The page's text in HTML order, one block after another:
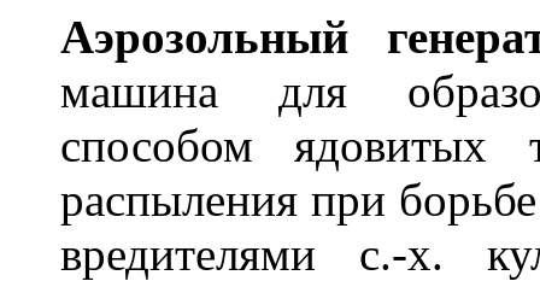
Аэрозольный генера
машина для
способом ядовитых
распыления при
вредителями с.-х.